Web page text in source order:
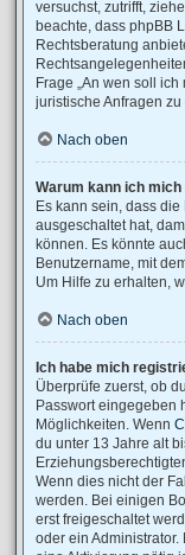
versuchst, zutrifft,
beachte, dass phpBB
Rechtsberatung
Frage „An wen soll
juristische Anfragen
Nach oben
Warum kann ich
Es kann sein, dass
ausgeschaltet hat,
können. Es könnte
Benutzername, mit
Um Hilfe zu erhalten,
Nach oben
Ich habe mich
Überprüfe zuerst, ob
Passwort eingegeben
Möglichkeiten. Wenn
du unter 13 Jahre alt
Wenn dies nicht der
werden. Bei einigen
erst freigeschaltet
oder ein